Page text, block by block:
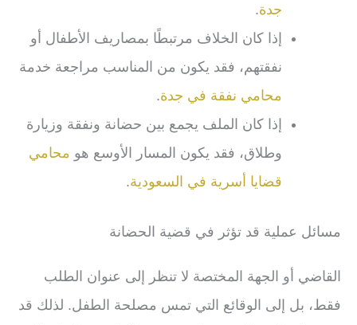
جدة.
إذا كان الخلاف مرتبطًا بمصاريف الأطفال أو
نفقتهم، فقد يكون من المناسب مراجعة خدمة
محامي نفقة في جدة.
إذا كان الملف يجمع بين حضانة ونفقة وزيارة
وطلاق، فقد يكون المسار الأوسع هو محامي
قضايا أسرية في السعودية.
مسائل عملية قد تؤثر في قضية الحضانة
القاضي أو الجهة المختصة لا تنظر إلى عنوان الطلب
فقط، بل إلى الوقائع التي تمس مصلحة الطفل. لذلك قد